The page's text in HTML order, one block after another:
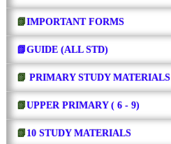
📗IMPORTANT FORMS
📗GUIDE (ALL STD)
📗 PRIMARY STUDY MATERIALS
📗UPPER PRIMARY ( 6 - 9)
📗 10 STUDY MATERIALS